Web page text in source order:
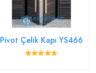
Pivot Çelik Kapı YS466